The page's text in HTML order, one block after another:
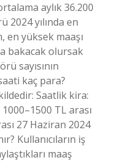
aylık 36.200
2024 yılında en
en yüksek maaşı
bakacak olursak
sayısının
kaç para?
Saatlik kira:
TL arası
27 Haziran 2024
Kullanıcıların iş
maaş